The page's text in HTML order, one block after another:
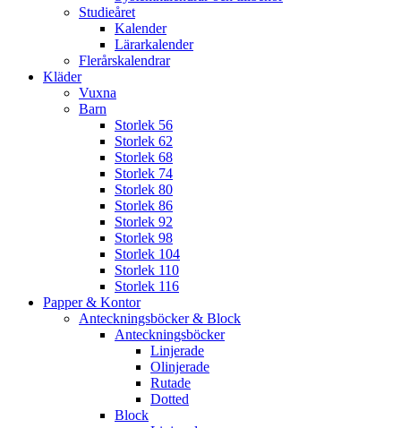
Studieåret
Kalender
Lärarkalender
Flerårskalendrar
Kläder
Vuxna
Barn
Storlek 56
Storlek 62
Storlek 68
Storlek 74
Storlek 80
Storlek 86
Storlek 92
Storlek 98
Storlek 104
Storlek 110
Storlek 116
Papper & Kontor
Anteckningsböcker & Block
Anteckningsböcker
Linjerade
Olinjerade
Rutade
Dotted
Block